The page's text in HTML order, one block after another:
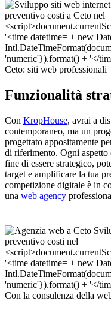
Ceto: siti web professionali
Funzionalità
Con KropHouse, avrai a
contemporaneo, ma un
progettato appositamente
di riferimento. Ogni aspetto
fine di essere strategico,
target e amplificare la tua
competizione digitale è in
una web agency
Con la consulenza della